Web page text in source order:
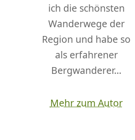
ich die schönsten
Wanderwege der
Region und habe so
als erfahrener
Bergwanderer...
Mehr zum Autor